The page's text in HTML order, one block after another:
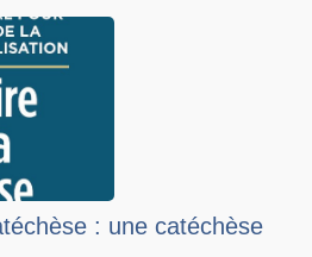
: une catéchèse